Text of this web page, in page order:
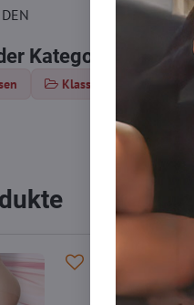
Kategorie
Klassische Strumpfhosen